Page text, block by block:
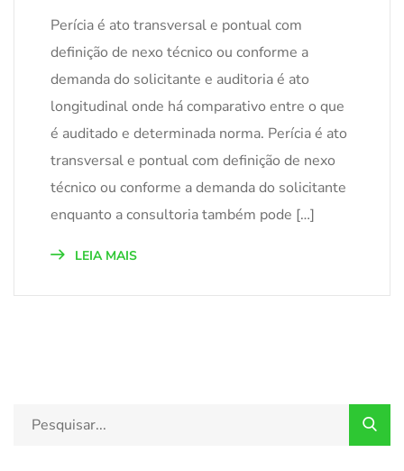
Perícia é ato transversal e pontual com
definição de nexo técnico ou conforme a
demanda do solicitante e auditoria é ato
longitudinal onde há comparativo entre o que
é auditado e determinada norma. Perícia é ato
transversal e pontual com definição de nexo
técnico ou conforme a demanda do solicitante
enquanto a consultoria também pode […]
LEIA MAIS